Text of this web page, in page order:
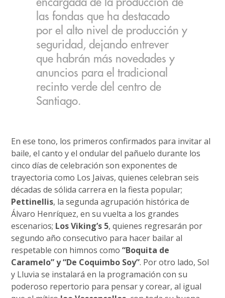
encargada de la producción de
las fondas que ha destacado
por el alto nivel de producción y
seguridad, dejando entrever
que habrán más novedades y
anuncios para el tradicional
recinto verde del centro de
Santiago.
En ese tono, los primeros confirmados para invitar al
baile, el canto y el ondular del pañuelo durante los
cinco días de celebración son exponentes de
trayectoria como Los Jaivas, quienes celebran seis
décadas de sólida carrera en la fiesta popular;
Pettinellis, la segunda agrupación histórica de
Álvaro Henríquez, en su vuelta a los grandes
escenarios; Los Viking’s 5, quienes regresarán por
segundo año consecutivo para hacer bailar al
respetable con himnos como“Boquita de
Caramelo” y “De Coquimbo Soy”. Por otro lado, Sol
y Lluvia se instalará en la programación con su
poderoso repertorio para pensar y corear, al igual